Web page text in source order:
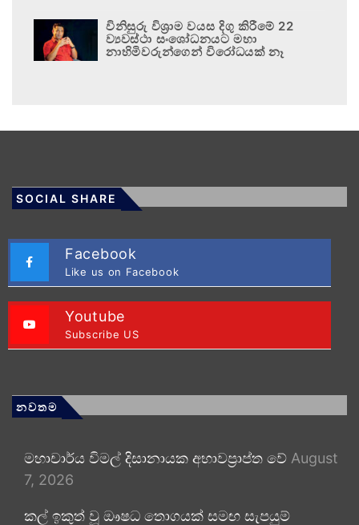
විනිසුරු විශ්‍රාම වයස දිගු කිරීමේ 22
ව්‍යවස්ථා සංශෝධනයට මහා
නාහිමිවරුන්ගෙන් විරෝධයක් නෑ
SOCIAL SHARE
Facebook
Like us on Facebook
Youtube
Subscribe US
නවතම
මහාචාර්ය විමල් දිසානායක අභාවප්‍රාප්ත වේ August
7, 2026
කල් ඉකුත් වූ ඖෂධ තොගයක් සමඟ සැපයුම්